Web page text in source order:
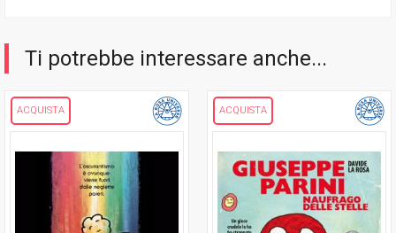
Ti potrebbe interessare anche...
ACQUISTA ACQUISTA